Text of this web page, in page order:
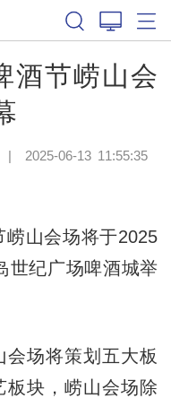
酒节崂山会
| 2025-06-13 11:55:35
山会场将于2025
世纪广场啤酒城举
场将策划五大板
板块，崂山会场除